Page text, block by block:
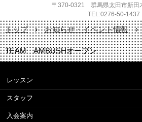
〒370-0321 群馬県太田市新田
TEL:0276-50-1437
トップ › お知らせ・イベント情報 ›
TEAM AMBUSHオープン
レッスン
スタッフ
入会案内